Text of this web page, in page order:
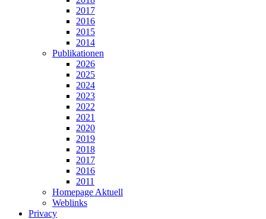
2017
2016
2015
2014
Publikationen
2026
2025
2024
2023
2022
2021
2020
2019
2018
2017
2016
2011
Homepage Aktuell
Weblinks
Privacy